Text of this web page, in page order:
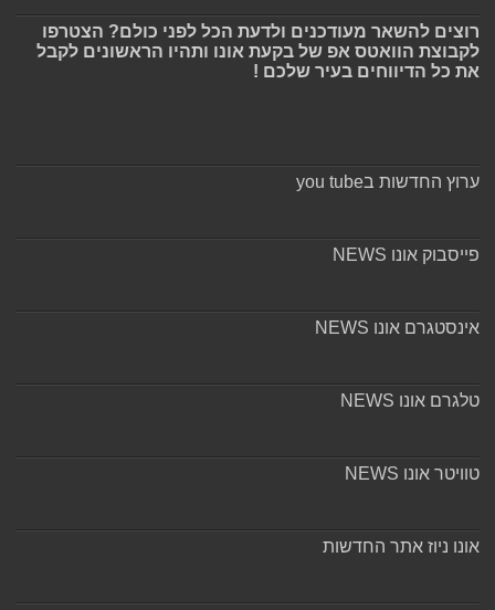
רוצים להשאר מעודכנים ולדעת הכל לפני כולם? הצטרפו
לקבוצת הוואטס אפ של בקעת אונו ותהיו הראשונים לקבל
את כל הדיווחים בעיר שלכם !
ערוץ החדשות בyou tube
פייסבוק אונו NEWS
אינסטגרם אונו NEWS
טלגרם אונו NEWS
טוויטר אונו NEWS
אונו ניוז אתר החדשות